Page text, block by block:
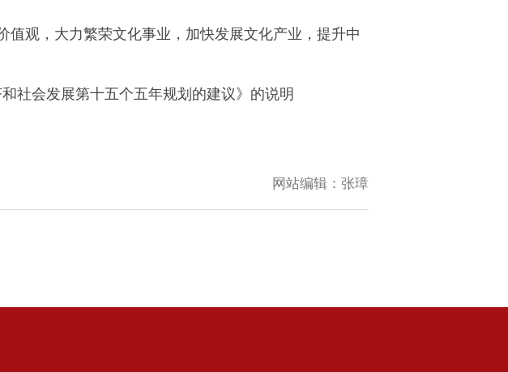
观，大力繁荣文化事业，加快发展文化产业，提升中
社会发展第十五个五年规划的建议》的说明
网站编辑： 张璋